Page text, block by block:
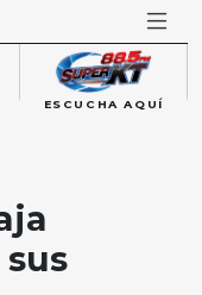
ESCUCHA AQUÍ